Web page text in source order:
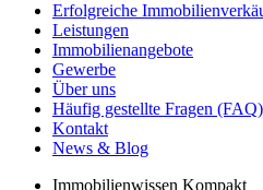
Erfolgreiche
Leistungen
Immobilienangebote
Gewerbe
Über uns
Häufig gestellte Fragen (FAQ)
Kontakt
News & Blog
Immobilienwissen Kompakt